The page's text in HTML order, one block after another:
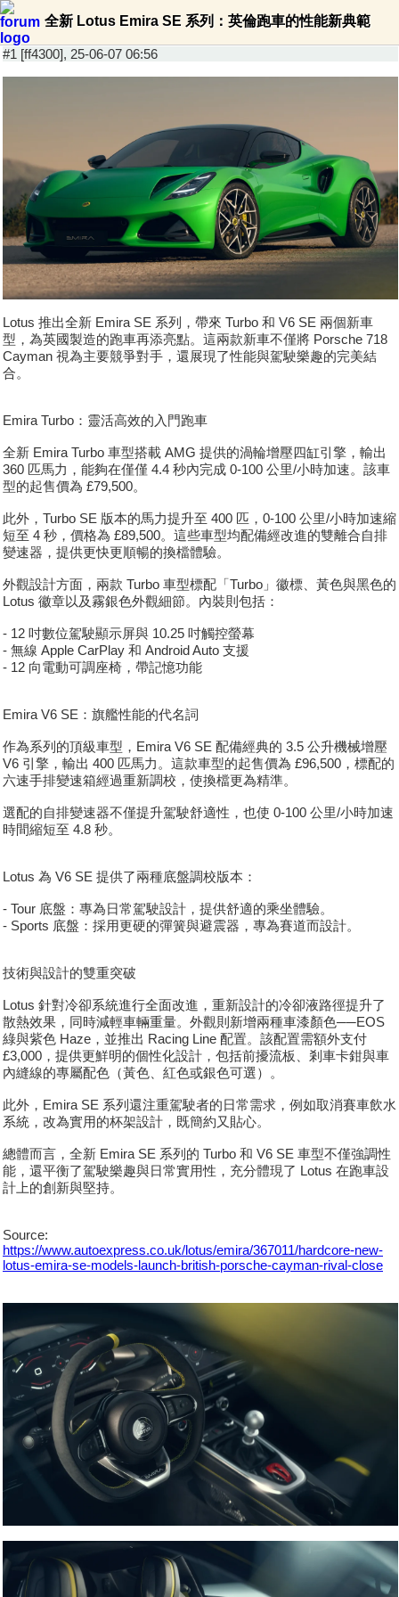
全新 Lotus Emira SE 系列：英倫跑車的性能新典範
#1 [ff4300], 25-06-07 06:56
Lotus 推出全新 Emira SE 系列，帶來 Turbo 和 V6 SE 兩個新車
型，為英國製造的跑車再添亮點。這兩款新車不僅將 Porsche 718
Cayman 視為主要競爭對手，還展現了性能與駕駛樂趣的完美結
合。
Emira Turbo：靈活高效的入門跑車
全新 Emira Turbo 車型搭載 AMG 提供的渦輪增壓四缸引擎，輸出
360 匹馬力，能夠在僅僅 4.4 秒內完成 0-100 公里/小時加速。該車
型的起售價為 £79,500。
此外，Turbo SE 版本的馬力提升至 400 匹，0-100 公里/小時加速縮
短至 4 秒，價格為 £89,500。這些車型均配備經改進的雙離合自排
變速器，提供更快更順暢的換檔體驗。
外觀設計方面，兩款 Turbo 車型標配「Turbo」徽標、黃色與黑色的
Lotus 徽章以及霧銀色外觀細節。內裝則包括：
- 12 吋數位駕駛顯示屏與 10.25 吋觸控螢幕
- 無線 Apple CarPlay 和 Android Auto 支援
- 12 向電動可調座椅，帶記憶功能
Emira V6 SE：旗艦性能的代名詞
作為系列的頂級車型，Emira V6 SE 配備經典的 3.5 公升機械增壓
V6 引擎，輸出 400 匹馬力。這款車型的起售價為 £96,500，標配的
六速手排變速箱經過重新調校，使換檔更為精準。
選配的自排變速器不僅提升駕駛舒適性，也使 0-100 公里/小時加速
時間縮短至 4.8 秒。
Lotus 為 V6 SE 提供了兩種底盤調校版本：
- Tour 底盤：專為日常駕駛設計，提供舒適的乘坐體驗。
- Sports 底盤：採用更硬的彈簧與避震器，專為賽道而設計。
技術與設計的雙重突破
Lotus 針對冷卻系統進行全面改進，重新設計的冷卻液路徑提升了
散熱效果，同時減輕車輛重量。外觀則新增兩種車漆顏色──EOS
綠與紫色 Haze，並推出 Racing Line 配置。該配置需額外支付
£3,000，提供更鮮明的個性化設計，包括前擾流板、剎車卡鉗與車
內縫線的專屬配色（黃色、紅色或銀色可選）。
此外，Emira SE 系列還注重駕駛者的日常需求，例如取消賽車飲水
系統，改為實用的杯架設計，既簡約又貼心。
總體而言，全新 Emira SE 系列的 Turbo 和 V6 SE 車型不僅強調性
能，還平衡了駕駛樂趣與日常實用性，充分體現了 Lotus 在跑車設
計上的創新與堅持。
Source:
https://www.autoexpress.co.uk/lotus/emira/367011/hardcore-new-
lotus-emira-se-models-launch-british-porsche-cayman-rival-close